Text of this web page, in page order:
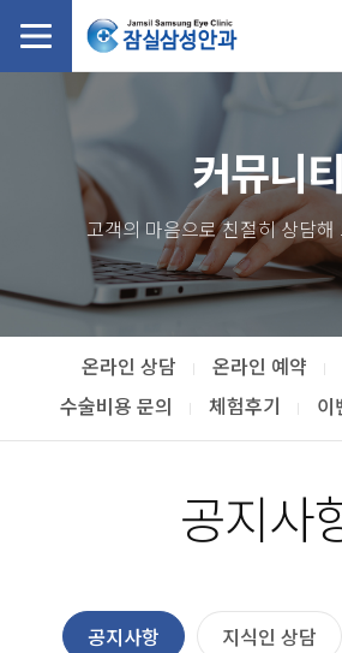
커뮤니티
고객의 마음으로 친절히 상담해
온라인 상담 온라인 예약
수술비용 문의
체험후기 이
공지사
공지사항 지식인 상담